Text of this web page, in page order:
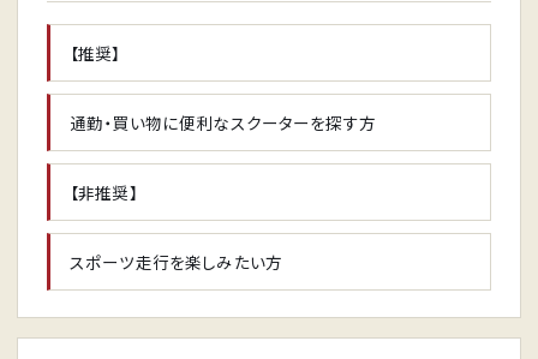
【推奨】
通勤・買い物に便利なスクーターを探す方
【非推奨】
スポーツ走行を楽しみたい方